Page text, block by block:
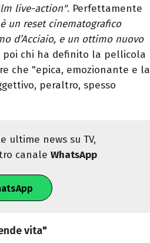
live-action". Perfettamente
un reset cinematografico
d’Acciaio, e un ottimo nuovo
poi chi ha definito la pellicola
che "epica, emozionante e la
peraltro, spesso
ultime news su TV,
canaleWhatsApp
vita"